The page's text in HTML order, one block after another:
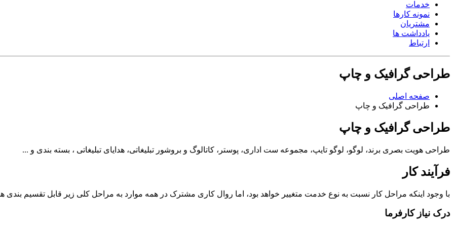
خدمات
نمونه کارها
مشتریان
یادداشت ها
ارتباط
طراحی گرافیک و چاپ
صفحه اصلی
طراحی گرافیک و چاپ
طراحی گرافیک و چاپ
طراحی هویت بصری برند، لوگو، لوگو تایپ، مجموعه ست اداری، پوستر، کاتالوگ و بروشور تبلیغاتی، هدایای تبلیغاتی ، بسته بندی و ...
فرآیند کار
با وجود اینکه مراحل کار نسبت به نوع خدمت متغییر خواهد بود، اما روال کاری مشترک در همه موارد به مراحل کلی زیر قابل تقسیم بندی
درک نیاز کارفرما